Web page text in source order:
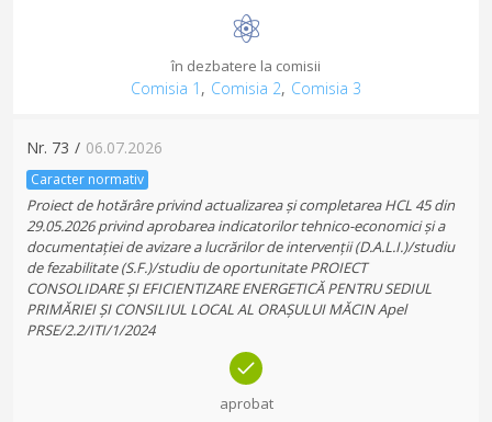
în dezbatere la comisii
Comisia 1 , Comisia 2, Comisia 3
Nr. 73 / 06.07.2026
Caracter normativ
Proiect de hotărâre privind actualizarea și completarea HCL 45 din
29.05.2026 privind aprobarea indicatorilor tehnico-economici și a
documentației de avizare a lucrărilor de intervenții (D.A.L.I.)/studiu
de fezabilitate (S.F.)/studiu de oportunitate PROIECT
CONSOLIDARE ȘI EFICIENTIZARE ENERGETICĂ PENTRU SEDIUL
PRIMĂRIEI ȘI CONSILIUL LOCAL AL ORAȘULUI MĂCIN Apel
PRSE/2.2/ITI/1/2024
aprobat